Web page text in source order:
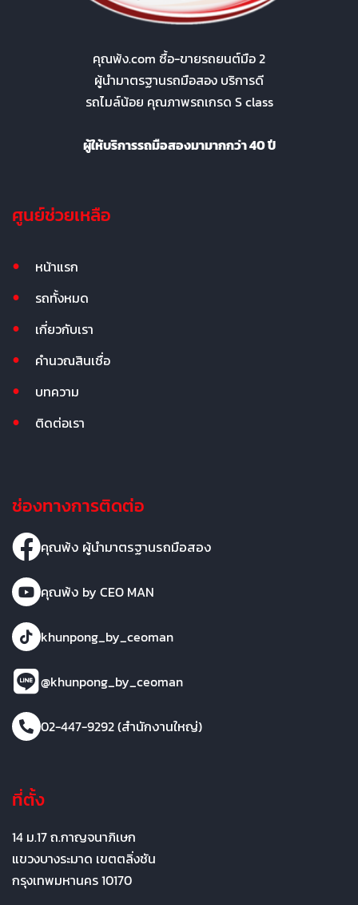
คุณพ้ง.com ซื้อ-ขายรถยนต์มือ 2
ผู้นำมาตรฐานรถมือสอง บริการดี
รถไมล์น้อย คุณภาพรถเกรด S class
ผู้ให้บริการรถมือสองมามากกว่า 40 ปี
ศูนย์ช่วยเหลือ
หน้าแรก
รถทั้งหมด
เกี่ยวกับเรา
คำนวณสินเชื่อ
บทความ
ติดต่อเรา
ช่องทางการติดต่อ
คุณพ้ง ผู้นำมาตรฐานรถมือสอง
คุณพ้ง by CEO MAN
khunpong_by_ceoman
@khunpong_by_ceoman
02-447-9292 (สำนักงานใหญ่)
ที่ตั้ง
14 ม.17 ถ.กาญจนาภิเษก
แขวงบางระมาด เขตตลิ่งชัน
กรุงเทพมหานคร 10170